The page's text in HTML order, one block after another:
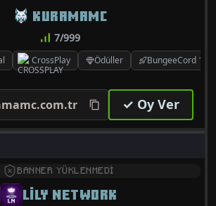
CrossPlay Ödüller BungeeCord
KURAMAMC
7/999
✓ Oy Ver
BANNER YÜKLENMEDİ
LILY NETWORK